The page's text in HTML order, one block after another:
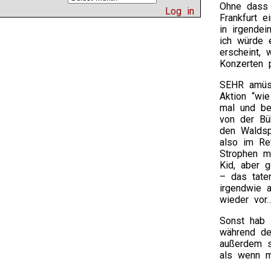
Log in
Ohne
Frankfurt
in
ich würde
erscheint,
Konzerten
SEHR
Aktion
mal und
von der
den
also im
Strophen
Kid, aber
– das
irgendwie
wieder
Sonst hab
während
außerdem
als wenn